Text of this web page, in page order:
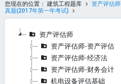
您现在的位置： 建筑工程题库 资产评估师
真题(2017年第一年考试)
资产评估师
资产评估师-资产评估
资产评估师-经济法
资产评估师-财务会计
机电设备评估基础